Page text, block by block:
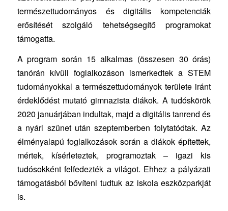
természettudományos és digitális kompetenciák
erősítését szolgáló tehetségsegítő programokat
támogatta.
A program során 15 alkalmas (összesen 30 órás)
tanórán kívüli foglalkozáson ismerkedtek a STEM
tudományokkal a természettudományok területe iránt
érdeklődést mutató gimnazista diákok. A tudóskörök
2020 januárjában indultak, majd a digitális tanrend és
a nyári szünet után szeptemberben folytatódtak. Az
élményalapú foglalkozások során a diákok építettek,
mértek, kísérleteztek, programoztak – igazi kis
tudósokként felfedezték a világot. Ehhez a pályázati
támogatásból bővíteni tudtuk az iskola eszközparkját
is.